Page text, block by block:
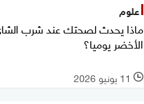
علوم
ماذا يحدث لصحتك عند شرب
الأخضر يوميا؟
l 11 يونيو 2026